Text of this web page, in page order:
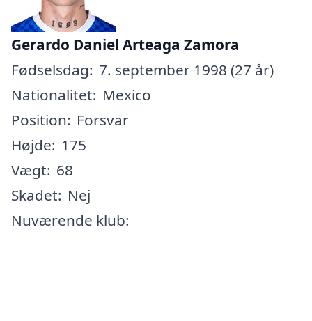
Gerardo Daniel Arteaga Zamora
Fødselsdag: 7. september 1998 (27 år)
Nationalitet: Mexico
Position: Forsvar
Højde: 175
Vægt: 68
Skadet: Nej
Nuværende klub: